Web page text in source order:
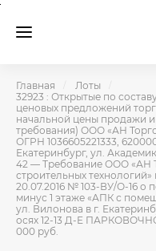
Главная
Лоты
32923 : Открытые по
ценовых предложений
начальной цены продажи
требования) ООО «АН
ОГРН 1036605221333,
Екатеринбург, ул.
42 — Требование ООО «АН
строительных
20.07.2016 № 103-ВУ/О-16 о
минус 1 этаже «АПК с
ул. Вилонова в г.
осях 12-13 Д-Е
000 руб.